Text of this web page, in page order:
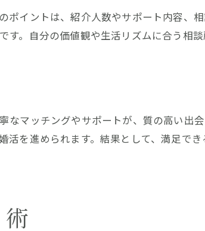
ポイントは、紹介人数やサポート内容、
。自分の価値観や生活リズムに合う相
なマッチングやサポートが、質の高い出
を進められます。結果として、満足でき